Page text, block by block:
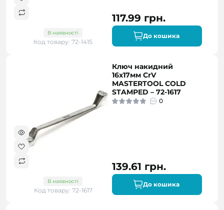
В наявності
Код товару: 72-1415
117.99 грн.
До кошика
В наявності
Код товару: 72-1617
Ключ накидний
16х17мм CrV
MASTERTOOL COLD
STAMPED – 72-1617
0
139.61 грн.
До кошика